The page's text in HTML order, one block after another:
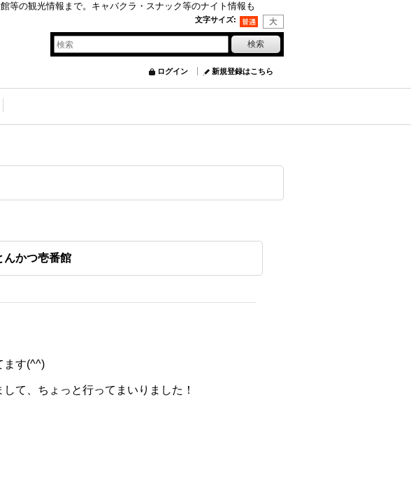
等の観光情報まで。キャバクラ・スナック等のナイト情報も
文字サイズ:
ログイン 新規登録はこちら
かつ壱番館
ます(^^)
て、ちょっと行ってまいりました！